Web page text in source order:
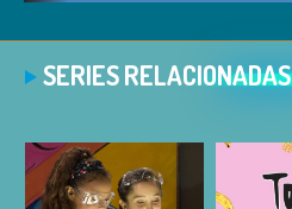
SERIES RELACIONADAS